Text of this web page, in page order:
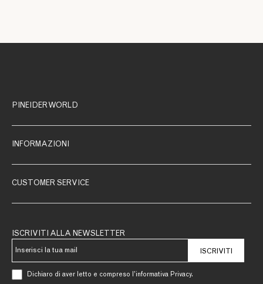
PINEIDER WORLD
INFORMAZIONI
CUSTOMER SERVICE
ISCRIVITI ALLA NEWSLETTER
ISCRIVITI
Dichiaro di aver letto e compreso l’informativa Privacy.